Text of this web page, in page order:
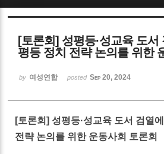
[토론회] 성평등·성교육 도서
평등 정치 전략 논의를 위한
by 여성연합 posted Sep 20, 2024
[토론회] 성평등·성교육 도서 검열
전략 논의를 위한 운동사회 토론회
Sketchbook5, 스
Sketchbook5, 스